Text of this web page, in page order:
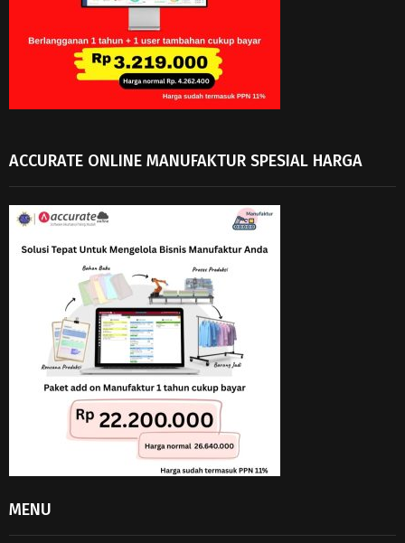
ACCURATE ONLINE MANUFAKTUR SPESIAL HARGA
MENU